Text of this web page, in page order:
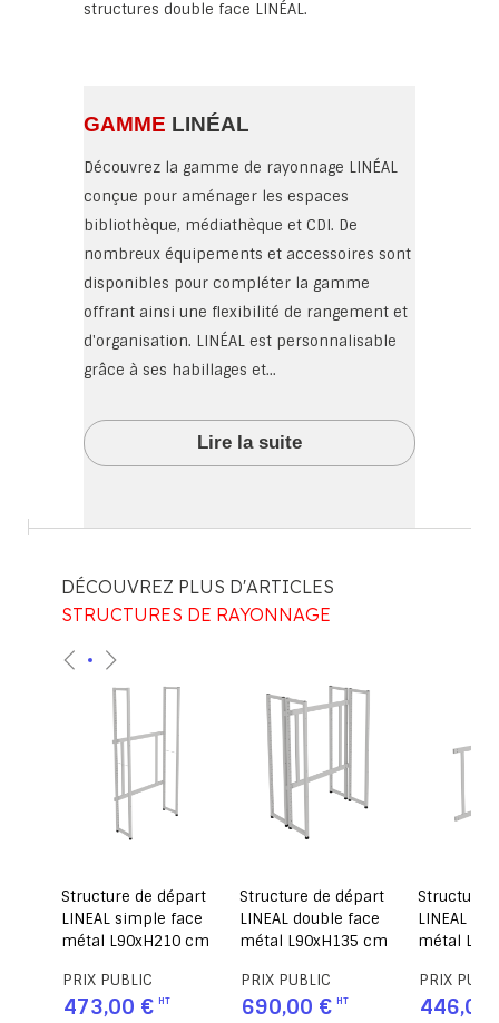
structures double face LINÉAL.
GAMME LINÉAL
Découvrez la gamme de rayonnage LINÉAL
conçue pour aménager les espaces
bibliothèque, médiathèque et CDI. De
nombreux équipements et accessoires sont
disponibles pour compléter la gamme
offrant ainsi une flexibilité de rangement et
d'organisation. LINÉAL est personnalisable
grâce à ses habillages et...
Lire la suite
DÉCOUVREZ PLUS D'ARTICLES
STRUCTURES DE RAYONNAGE
Structure de départ
LINEAL simple face
métal L90xH210 cm
PRIX PUBLIC
473,00 €
Structure de départ
LINEAL double face
métal L90xH135 cm
PRIX PUBLIC
690,00 €
Structure
LINEAL
métal
PRIX
446,00